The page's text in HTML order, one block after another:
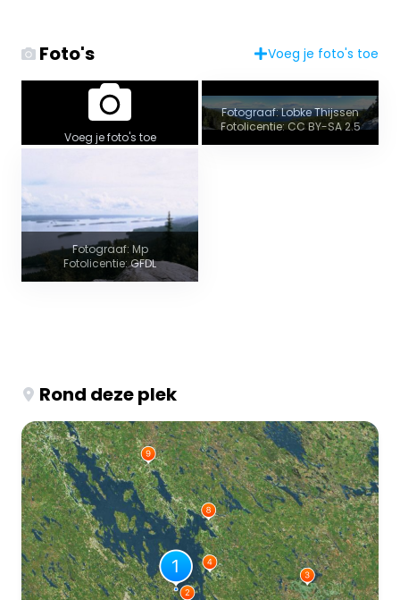
Foto's Voeg je foto's toe
Voeg je foto's toe
Fotograaf: Lobke Thijssen
Fotolicentie: CC BY-SA 2.5
Fotograaf: Mp
Fotolicentie: GFDL
Rond deze plek